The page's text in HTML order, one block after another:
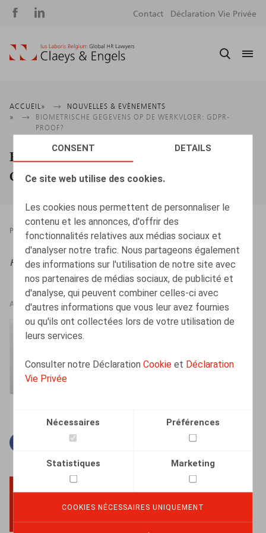
CONSENT DETAILS
Ce site web utilise des cookies.
Les cookies nous permettent de personnaliser le
contenu et les annonces, d'offrir des
fonctionnalités relatives aux médias sociaux et
d'analyser notre trafic. Nous partageons également
des informations sur l'utilisation de notre site avec
nos partenaires de médias sociaux, de publicité et
d'analyse, qui peuvent combiner celles-ci avec
d'autres informations que vous leur avez fournies
ou qu'ils ont collectées lors de votre utilisation de
leurs services.
Consulter notre DéclarationCookie et Déclaration
Vie Privée
Nécessaires Préférences
Statistiques Marketing
COOKIES NÉCESSAIRES UNIQUEMENT
Social
Contact Déclaration Vie Privée
Fil
d'Ariane
ACCUEIL
NOUVELLES & EVÈNEMENTS
BIOMETRISCHE GEGEVENS OP DE WERKVLOER: GDPR-
PROOF?
Biometrische gegevens op de werkvloer:
GDPR-proof?
PRESSROOM 07.02.2025
HR.square, januari-fébruari 2025, nr. 226, p. 51
AUTEURS
Facebook
TwitterLinkedin
BACK TO TOP